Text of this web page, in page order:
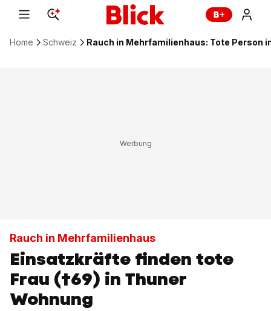
Home Schweiz Rauch in Mehrfamilienhaus: Tote Person
Rauch in Mehrfamilienhaus
Einsatzkräfte finden tote
Frau (†69) in Thuner
Wohnung